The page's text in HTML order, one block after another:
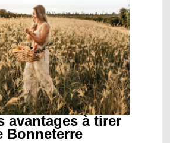
avantages à tirer
Bonneterre